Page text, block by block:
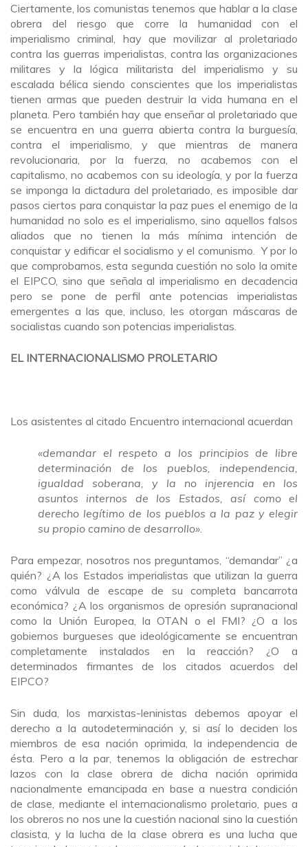
Ciertamente, los comunistas tenemos que hablar a la clase
obrera del riesgo que corre la humanidad con el
imperialismo criminal, hay que movilizar al proletariado
contra las guerras imperialistas, contra las organizaciones
militares y la lógica militarista del imperialismo y su
escalada bélica siendo conscientes que los imperialistas
tienen armas que pueden destruir la vida humana en el
planeta. Pero también hay que enseñar al proletariado que
se encuentra en una guerra abierta contra la burguesía,
contra el imperialismo, y que mientras de manera
revolucionaria, por la fuerza, no acabemos con el
capitalismo, no acabemos con su ideología, y por la fuerza
se imponga la dictadura del proletariado, es imposible dar
pasos ciertos para conquistar la paz pues el enemigo de la
humanidad no solo es el imperialismo, sino aquellos falsos
aliados que no tienen la más mínima intención de
conquistar y edificar el socialismo y el comunismo. Y por lo
que comprobamos, esta segunda cuestión no solo la omite
el EIPCO, sino que señala al imperialismo en decadencia
pero se pone de perfil ante potencias imperialistas
emergentes a las que, incluso, les otorgan máscaras de
socialistas cuando son potencias imperialistas.
EL INTERNACIONALISMO PROLETARIO
Los asistentes al citado Encuentro internacional acuerdan
«demandar el respeto a los principios de libre
determinación de los pueblos, independencia,
igualdad soberana, y la no injerencia en los
asuntos internos de los Estados, así como el
derecho legítimo de los pueblos a la paz y elegir
su propio camino de desarrollo»
Para empezar, nosotros nos preguntamos, “demandar” ¿a
quién? ¿A los Estados imperialistas que utilizan la guerra
como válvula de escape de su completa bancarrota
económica? ¿A los organismos de opresión supranacional
como la Unión Europea, la OTAN o el FMI? ¿O a los
gobiernos burgueses que ideológicamente se encuentran
completamente instalados en la reacción? ¿O a
determinados firmantes de los citados acuerdos del
EIPCO?
Sin duda, los marxistas-leninistas debemos apoyar el
derecho a la autodeterminación y, si así lo deciden los
miembros de esa nación oprimida, la independencia de
ésta. Pero a la par, tenemos la obligación de estrechar
lazos con la clase obrera de dicha nación oprimida
nacionalmente emancipada en base a nuestra condición
de clase, mediante el internacionalismo proletario, pues a
los obreros no nos une la cuestión nacional sino la cuestión
clasista, y la lucha de la clase obrera es una lucha que